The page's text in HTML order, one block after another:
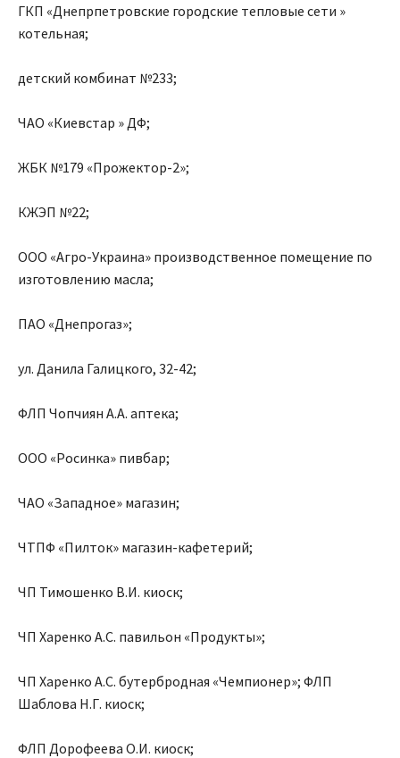
ГКП «Днепрпетровские городские тепловые сети »
котельная;
детский комбинат №233;
ЧАО «Киевстар » ДФ;
ЖБК №179 «Прожектор-2»;
КЖЭП №22;
ООО «Агро-Украина» производственное помещение по
изготовлению масла;
ПАО «Днепрогаз»;
ул. Данила Галицкого, 32-42;
ФЛП Чопчиян А.А. аптека;
ООО «Росинка» пивбар;
ЧАО «Западное» магазин;
ЧТПФ «Пилток» магазин-кафетерий;
ЧП Тимошенко В.И. киоск;
ЧП Харенко А.С. павильон «Продукты»;
ЧП Харенко А.С. бутербродная «Чемпионер»; ФЛП
Шаблова Н.Г. киоск;
ФЛП Дорофеева О.И. киоск;